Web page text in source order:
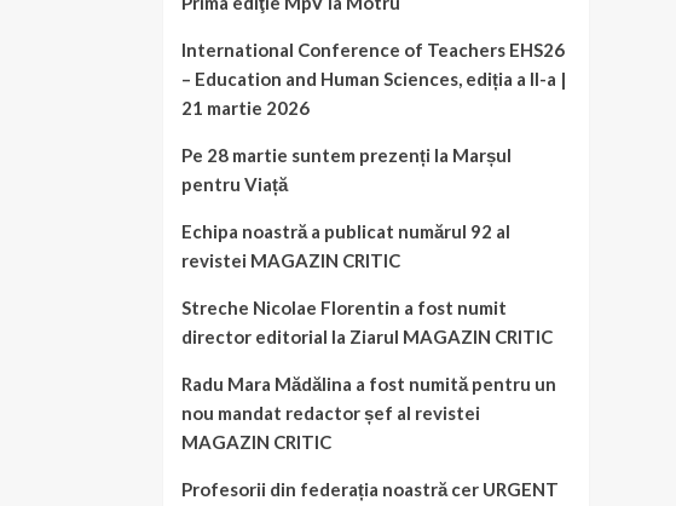
International Conference of Teachers EHS26
– Education and Human Sciences, ediția a II-a |
21 martie 2026
Pe 28 martie suntem prezenți la Marșul
pentru Viață
Echipa noastră a publicat numărul 92 al
revistei MAGAZIN CRITIC
Streche Nicolae Florentin a fost numit
director editorial la Ziarul MAGAZIN CRITIC
Radu Mara Mădălina a fost numită pentru un
nou mandat redactor șef al revistei
MAGAZIN CRITIC
Profesorii din federația noastră cer URGENT